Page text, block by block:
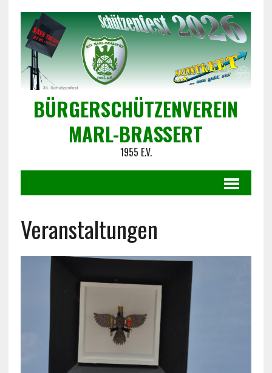
BÜRGERSCHÜTZENVEREIN
MARL-BRASSERT
1955 E.V.
Veranstaltungen